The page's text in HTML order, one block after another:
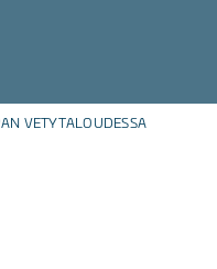
VETYTALOUDESSA